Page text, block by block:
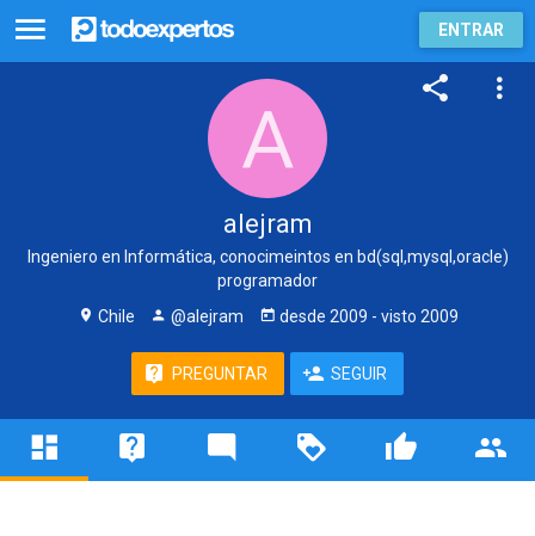
ENTRAR
alejram
Ingeniero en Informática, conocimeintos en bd(sql,mysql,oracle)
programador
Chile
@alejram desde 2009 - visto 2009
PREGUNTAR SEGUIR